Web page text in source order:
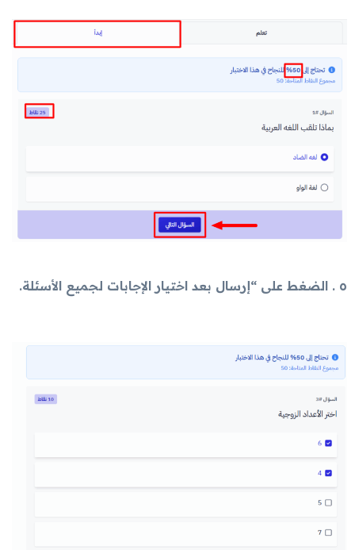
٥ . الضغط على “إرسال بعد اختيار الإجابات لجميع الأسئلة.